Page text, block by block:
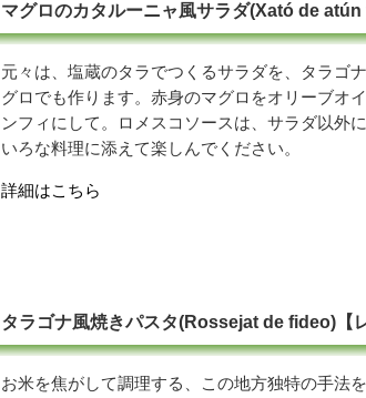
マグロのカタルーニャ風サラダ(Xató de
元々は、塩蔵のタラでつくるサラダを、タラゴ
グロでも作ります。赤身のマグロをオリーブオ
ンフィにして。ロメスコソースは、サラダ以外
いろな料理に添えて楽しんでください。
詳細はこちら
タラゴナ風焼きパスタ(Rossejat de fideo)【
お米を焦がして調理する、この地方独特の手法